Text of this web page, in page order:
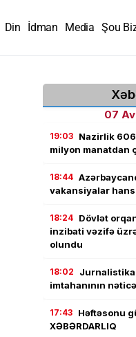
Din İdman Media Şou
07
19:03 Nazirlik
milyon manatdan
18:44
vakansiyalar
18:24 Dövlət
inzibati vəzifə
olundu
18:02
imtahanının
17:43 Həftəsonu
XƏBƏRDARLIQ